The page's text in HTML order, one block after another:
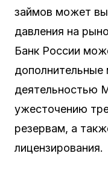
займов может
давления на
Банк России
деятельностью
ужесточению
резервам, а
лицензирования.